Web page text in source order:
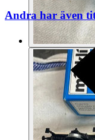
Andra har även